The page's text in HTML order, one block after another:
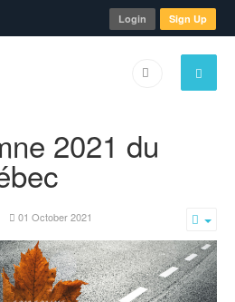
Login Sign Up
2021 du
01 October 2021